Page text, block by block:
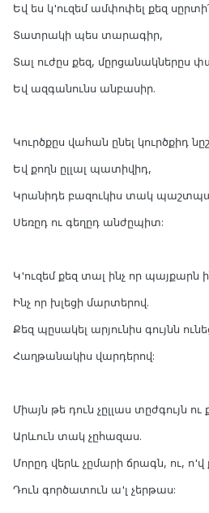
Եվ ես կ'ուզեմ ամփոփել քեզ
Տատրակի պես տարագիր,
Տալ ուժըս քեզ, մըրցանակներըս
Եվ ազգանունս անբասիր.
Կուրծքըս վահան ընել կուրծքիդ
Եվ քողն ըլլալ պատիվիդ,
Կրանիդե բազուկիս տակ
Սեռըդ ու գեղըդ անժըպիտ:
Կ'ուզեմ քեզ տալ ինչ որ պայքարն
Ինչ որ խլեցի մարտերով.
Քեզ պըսակել արյունիս գույնն
Հաղթանակիս վարդերով:
Միայն թե դուն չըլլաս տըժգույն
Արևուն տակ չըհազաս.
Մորըդ վերև չըմարի ճրագն, ու, ո'վ
Դուն գործատուն ա'լ չերթաս: